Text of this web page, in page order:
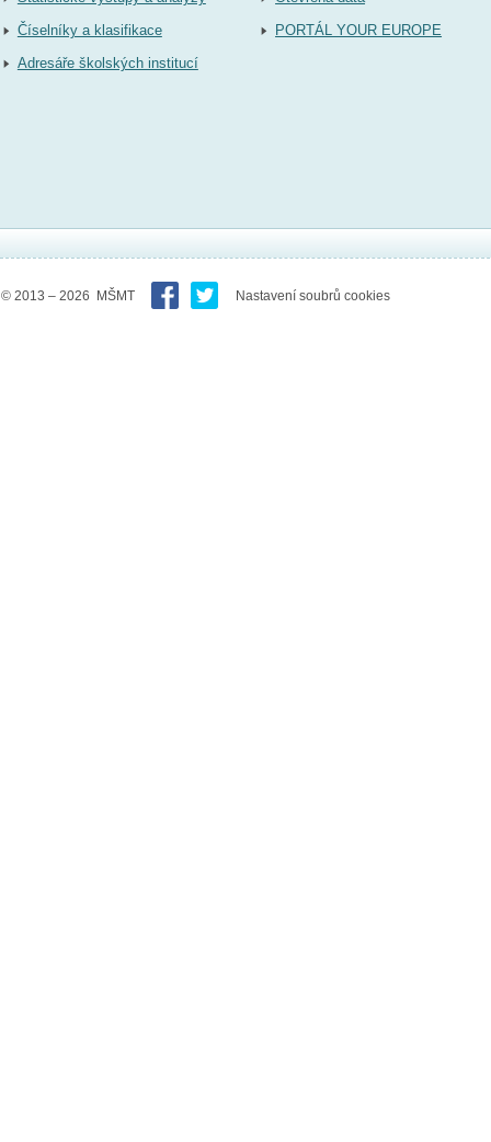
Číselníky a klasifikace
Adresáře školských institucí
PORTÁL YOUR EUROPE
© 2013 – 2026 MŠMT Nastavení soubrů cookies